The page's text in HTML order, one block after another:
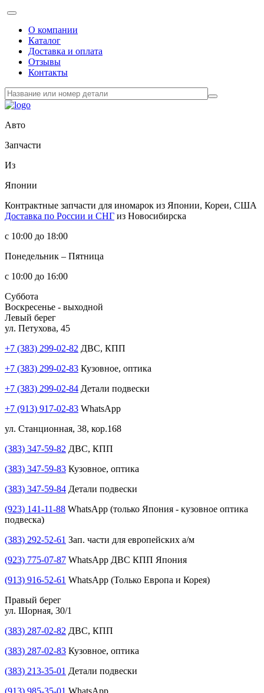
О компании
Каталог
Доставка и оплата
Отзывы
Контакты
Авто
Запчасти
Из
Японии
Контрактные запчасти для иномарок из Японии, Кореи, США
Доставка по России и СНГ из Новосибирска
с 10:00 до 18:00
Понедельник – Пятница
с 10:00 до 16:00
Суббота
Воскресенье - выходной
Левый берег
ул. Петухова, 45
+7 (383) 299-02-82 ДВС, КПП
+7 (383) 299-02-83 Кузовное, оптика
+7 (383) 299-02-84 Детали подвески
+7 (913) 917-02-83 WhatsApp
ул. Станционная, 38, кор.168
(383) 347-59-82 ДВС, КПП
(383) 347-59-83 Кузовное, оптика
(383) 347-59-84 Детали подвески
(923) 141-11-88 WhatsApp (только Япония - кузовное оптика
подвеска)
(383) 292-52-61 Зап. части для европейских а/м
(923) 775-07-87 WhatsApp ДВС КПП Япония
(913) 916-52-61 WhatsApp (Только Европа и Корея)
Правый берег
ул. Шорная, 30/1
(383) 287-02-82 ДВС, КПП
(383) 287-02-83 Кузовное, оптика
(383) 213-35-01 Детали подвески
(913) 985-35-01 WhatsApp